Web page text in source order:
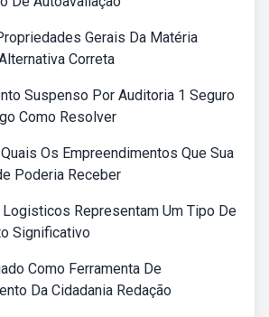
Gerais Da Matéria
Correta
Suspenso Por Auditoria 1 Seguro
Como Resolver
Os Empreendimentos Que Sua
Poderia Receber
Representam Um Tipo De
Significativo
Como Ferramenta De
Da Cidadania Redação